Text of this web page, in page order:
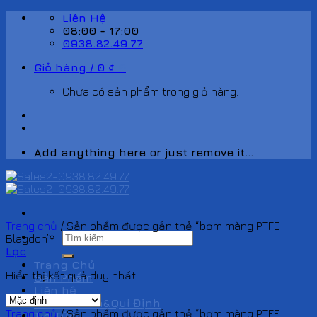
Skip
Liên Hệ
08:00 - 17:00
0938.82.49.77
Giỏ hàng / 0 ₫
Chưa có sản phẩm trong giỏ hàng.
Add anything here or just remove it...
Tìm
kiếm:
Trang Chủ
Sản Phẩm
Liên hệ
Chính Sách&Qui Định
Trang chủ / Sản phẩm được gắn thẻ “bơm màng PTFE
Blagdon”
Lọc
Hiển thị kết quả duy nhất
Trang chủ /Sản phẩm được gắn thẻ “bơm màng PTFE